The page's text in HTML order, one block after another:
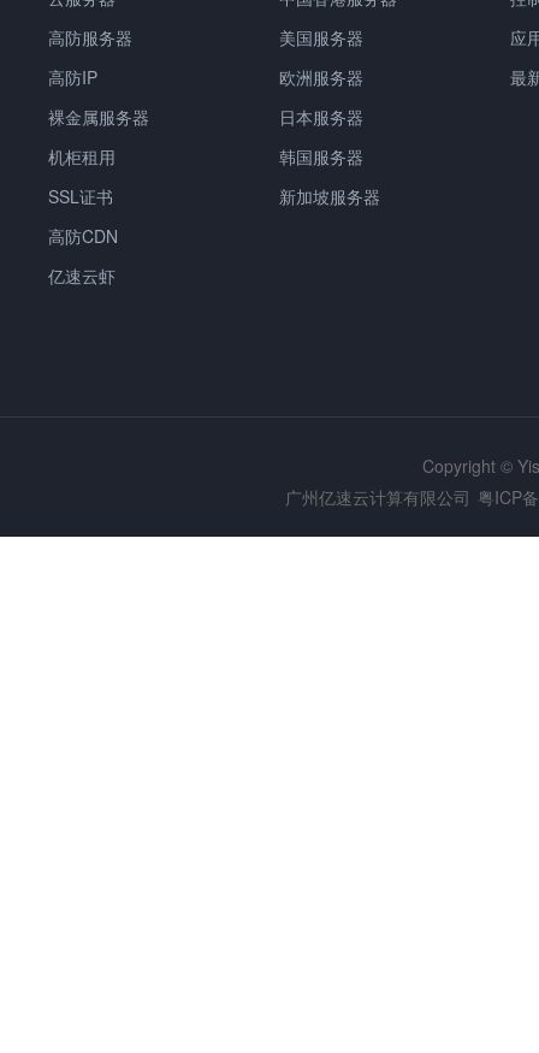
高防服务器
高防IP
裸金属服务器
机柜租用
SSL证书
高防CDN
亿速云虾
美国服务器
欧洲服务器
日本服务器
韩国服务器
新加坡服务器
应
最
Copyright ©
广州亿速云计算有限公司 粤ICP